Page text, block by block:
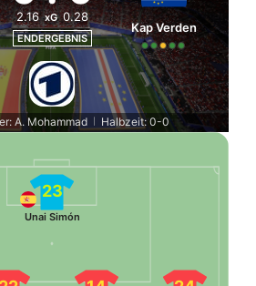
2.16 xG 0.28
ENDERGEBNIS
Kap Verden
A. Mohammad Halbzeit: 0-0
23
Unai Simón